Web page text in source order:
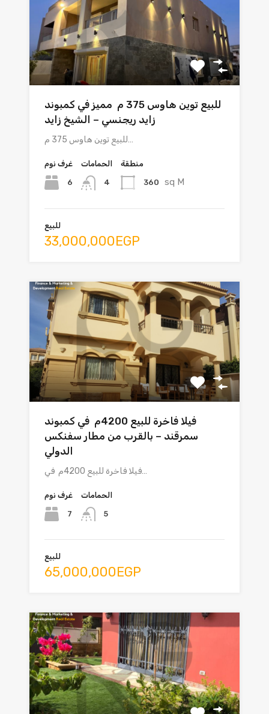
للبيع توين هاوس 375 م مميز في كمبوند
زايد ريجنسي – الشيخ زايد
للبيع توين هاوس 375 م…
غرف نوم
6
الحمامات
4
منطقة
360 sq M
للبيع
33,000,000EGP
فيلا فاخرة للبيع 4200م في كمبوند
سمرقند – بالقرب من مطار سفنكس
الدولي
فيلا فاخرة للبيع 4200م في…
غرف نوم
7
الحمامات
5
للبيع
65,000,000EGP